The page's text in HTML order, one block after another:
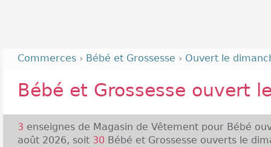
Commerces › Bébé et Grossesse › Ouvert le
Bébé et Grossesse ouvert
3 enseignes de Magasin de Vêtement pour Bébé
août 2026, soit 30 Bébé et Grossesse ouverts le